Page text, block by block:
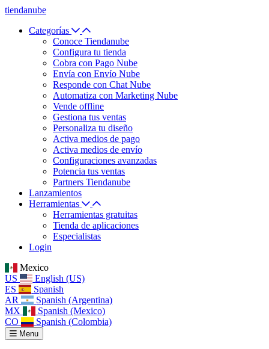
tiendanube
Categorías
Conoce Tiendanube
Configura tu tienda
Cobra con Pago Nube
Envía con Envío Nube
Responde con Chat Nube
Automatiza con Marketing Nube
Vende offline
Gestiona tus ventas
Personaliza tu diseño
Activa medios de pago
Activa medios de envío
Configuraciones avanzadas
Potencia tus ventas
Partners Tiendanube
Lanzamientos
Herramientas
Herramientas gratuitas
Tienda de aplicaciones
Especialistas
Login
Mexico
US
English (US)
ES
Spanish
AR
Spanish (Argentina)
MX
Spanish (Mexico)
CO
Spanish (Colombia)
Menu